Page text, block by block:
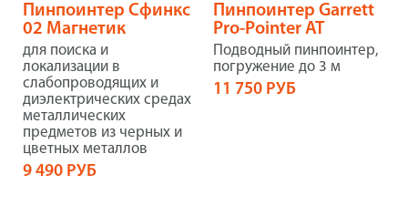
Пинпоинтер Сфинкс
02 Магнетик
для поиска и
локализации в
слабопроводящих и
диэлектрических средах
металлических
предметов из черных и
цветных металлов
9 490 РУБ
Пинпоинтер Garrett
Pro-Pointer AT
Подводный пинпоинтер,
погружение до 3 м
11 750 РУБ